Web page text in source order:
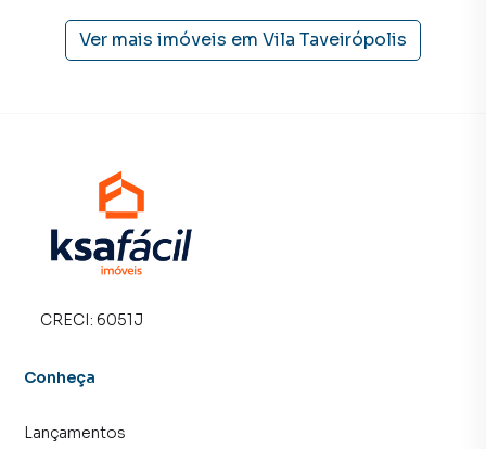
time de programadores, corretores treinados e uma
central de atendimento preparada para atender
Ver mais imóveis em Vila Taveirópolis
CRECI: 6051J
Conheça
Lançamentos